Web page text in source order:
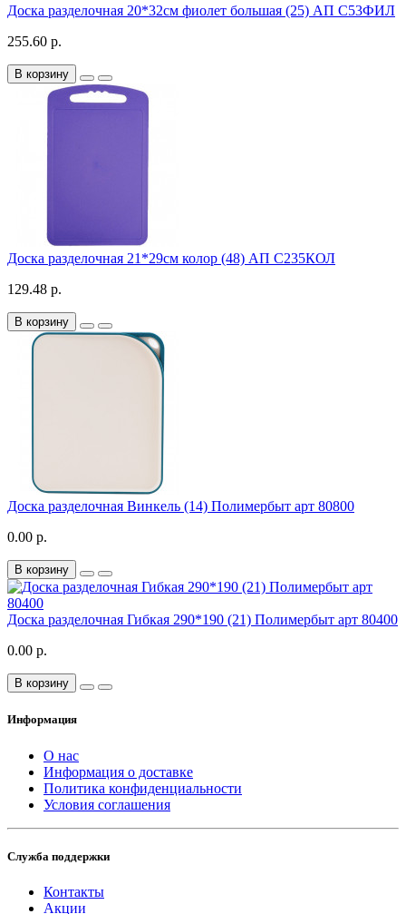
Доска разделочная 20*32см фиолет большая (25) АП С53ФИЛ
255.60 р.
В корзину
Доска разделочная 21*29см колор (48) АП С235КОЛ
129.48 р.
В корзину
Доска разделочная Винкель (14) Полимербыт арт 80800
0.00 р.
В корзину
Доска разделочная Гибкая 290*190 (21) Полимербыт арт 80400
0.00 р.
В корзину
Информация
О нас
Информация о доставке
Политика конфиденциальности
Условия соглашения
Служба поддержки
Контакты
Акции